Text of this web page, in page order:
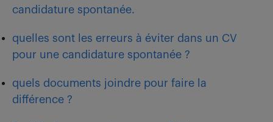
candidature spontanée.
quelles sont les erreurs à éviter dans un CV
pour une candidature spontanée ?
quels documents joindre pour faire la
différence ?